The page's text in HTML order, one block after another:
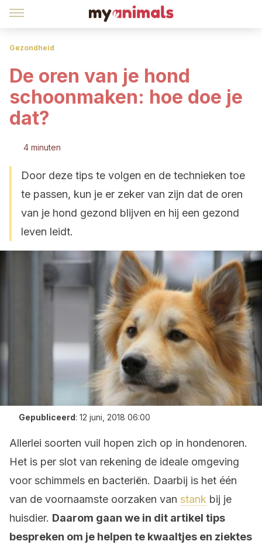
Gezondheid
De oren van je hond
schoonmaken: hoe doe je
dat?
4 minuten
Door deze tips te volgen en de technieken toe
te passen, kun je er zeker van zijn dat de oren
van je hond gezond blijven en hij een gezond
leven leidt.
Gepubliceerd: 12 juni, 2018 06:00
Allerlei soorten vuil hopen zich op in hondenoren.
Het is per slot van rekening de ideale omgeving
voor schimmels en bacteriën. Daarbij is het één
van de voornaamste oorzaken van stank bij je
huisdier. Daarom gaan we in dit artikel tips
bespreken om je helpen te kwaaltjes en ziektes